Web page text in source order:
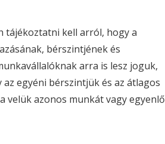
tájékoztatni kell arról, hogy a
bérszintjének és
arra is lesz joguk,
egyéni bérszintjük és az átlagos
velük azonos munkát vagy egyenlő